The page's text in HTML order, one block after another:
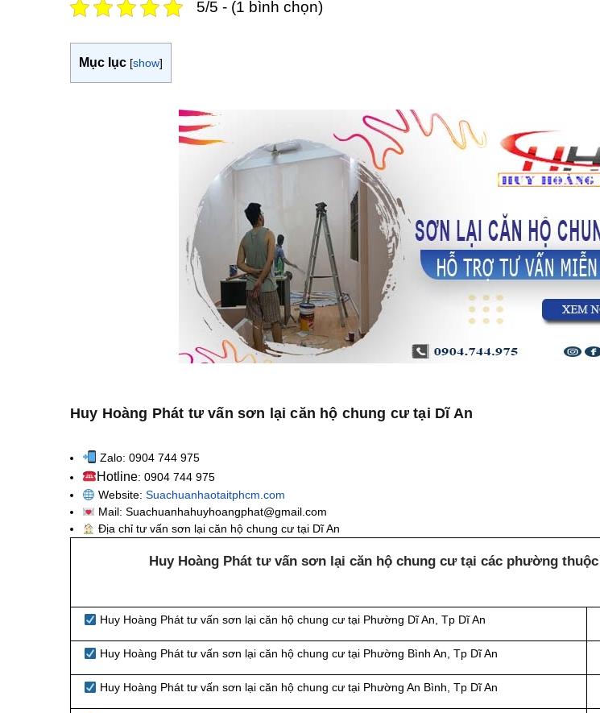
5/5 - (1 bình chọn)
Mục lục [show]
Huy Hoàng Phát tư vấn sơn lại căn hộ chung cư tại Dĩ An
Zalo: 0904 744 975
Hotline: 0904 744 975
Website: Suachuanhaotaitphcm.com
Mail: Suachuanhahuyhoangphat@gmail.com
Địa chỉ tư vấn sơn lại căn hộ chung cư tại Dĩ An
Huy Hoàng Phát tư vấn sơn lại căn hộ chung cư tại các phường
Huy Hoàng Phát tư vấn sơn lại căn hộ chung cư tại Phường Dĩ An, Tp Dĩ An
Huy Hoàng Phát tư vấn sơn lại căn hộ chung cư tại Phường Bình An, Tp Dĩ An
Huy Hoàng Phát tư vấn sơn lại căn hộ chung cư tại Phường An Bình, Tp Dĩ An